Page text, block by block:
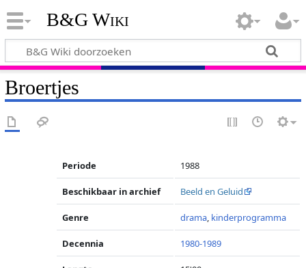
B&G Wiki
Broertjes
Periode 1988
Beschikbaar in archief Beeld en Geluid
Genre drama, kinderprogramma
Decennia 1980-1989